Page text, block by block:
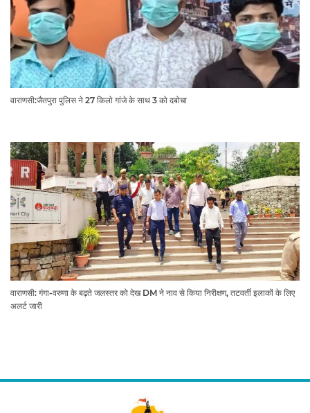
वाराणसी:जैतपुरा पुलिस ने 27 किलो गांजे के साथ 3 को दबोचा
वाराणसी: गंगा-वरुणा के बढ़ते जलस्तर को देख DM ने नाव से किया निरीक्षण, तटवर्ती इलाकों के लिए
अलर्ट जारी